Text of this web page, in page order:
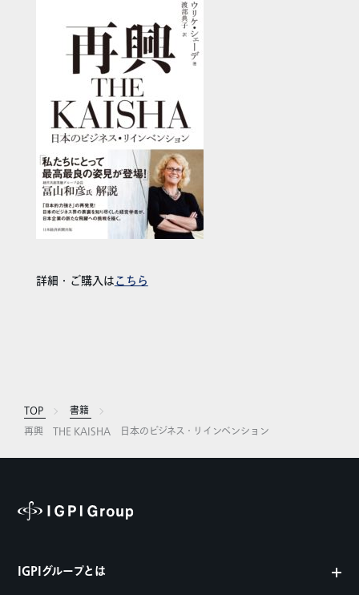
詳細・ご購入はこちら
TOP
書籍
再興 THE KAISHA 日本のビジネス・リインベンション
IGPIグループとは